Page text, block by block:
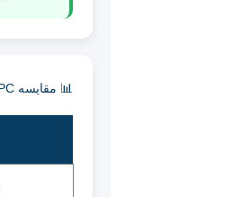
📊 مقایسه 1PC vs 2PC vs 3PC